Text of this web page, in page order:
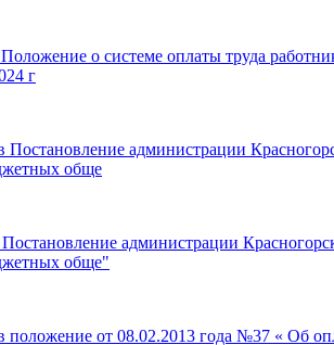
о системе оплаты труда
г
администрации
обще
администрации
обще"
от 08.02.2013 года №37 « Об